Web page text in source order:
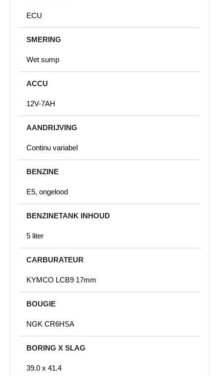
ECU
SMERING
Wet sump
ACCU
12V-7AH
AANDRIJVING
Continu variabel
BENZINE
E5, ongelood
BENZINETANK INHOUD
5 liter
CARBURATEUR
KYMCO LCB9 17mm
BOUGIE
NGK CR6HSA
BORING X SLAG
39.0 x 41.4